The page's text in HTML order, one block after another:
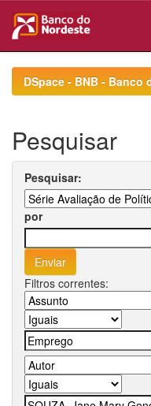
navigationDSpace - BNB - Banco
Pesquisar
Pesquisar:
por
Filtros correntes: